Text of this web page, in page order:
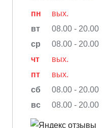
пн
вых.
вт
08.00 - 20.00
ср
08.00 - 20.00
чт
вых.
пт
вых.
сб
08.00 - 20.00
вс
08.00 - 20.00